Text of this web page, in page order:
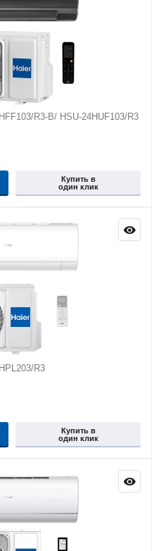
R3-B/ HSU-24HUF103/R3
Купить в
один клик
R3
Купить в
один клик